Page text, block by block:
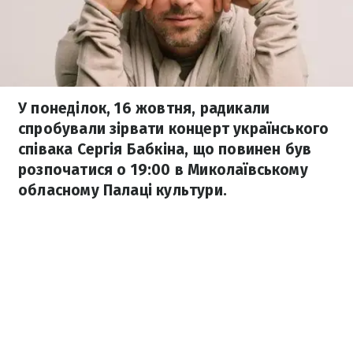
У понеділок, 16 жовтня, радикали
спробували зірвати концерт українського
співака Сергія Бабкіна, що повинен був
розпочатися о 19:00 в Миколаївському
обласному Палаці культури.